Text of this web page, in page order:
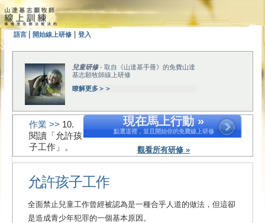
語言 開始線上研修 登入
兒童研修- 取自《山達基手冊》的免費山達
基志願牧師線上研修
瞭解更多＞＞
現在馬上行動 »
點選這裡，並且開始你的免費線上研修
觀看所有研修 »
作業 >> 10.
閱讀「允許孩
子工作」。
允許孩子工作
全面禁止兒童工作曾經被認為是一種合乎人道的做法，但這卻
是造成青少年犯罪的一個基本原因。